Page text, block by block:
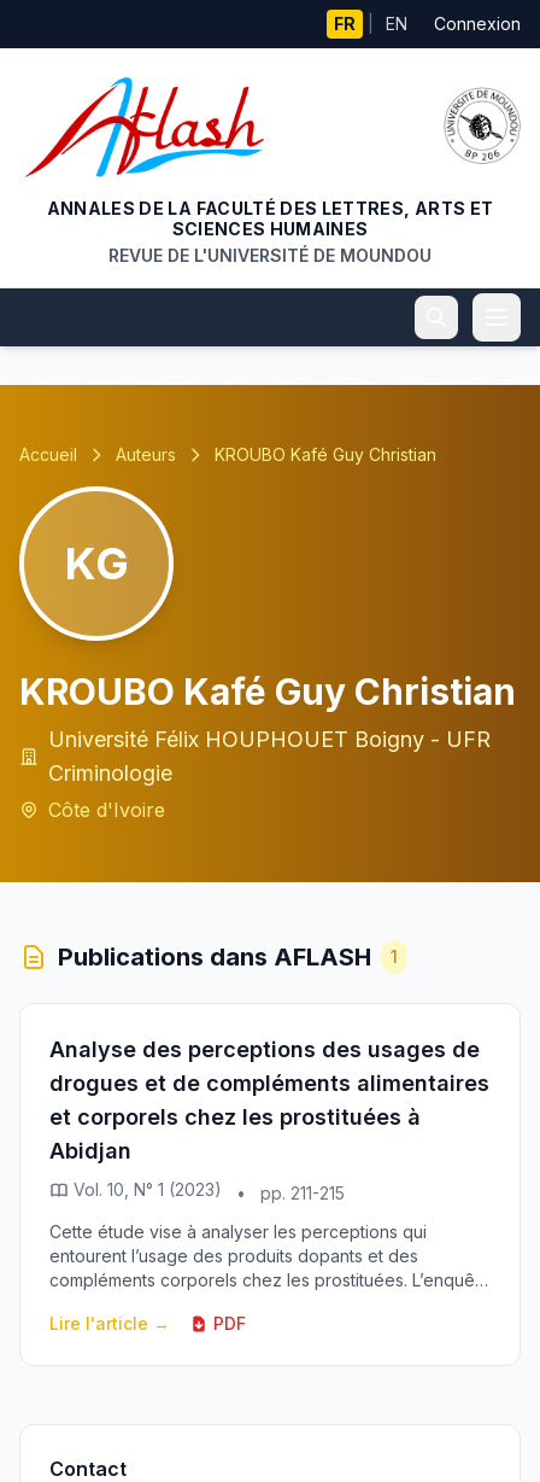
FR EN Connexion
ANNALES DE LA FACULTÉ DES LETTRES, ARTS ET
SCIENCES HUMAINES
REVUE DE L'UNIVERSITÉ DE MOUNDOU
Accueil Auteurs KROUBO Kafé Guy Christian
KG
KROUBO Kafé Guy Christian
Université Félix HOUPHOUET Boigny - UFR
Criminologie
Côte d'Ivoire
Publications dans AFLASH 1
Analyse des perceptions des usages de
drogues et de compléments alimentaires
et corporels chez les prostituées à
Abidjan
Vol. 10, N° 1 (2023) •
pp. 211-215
Cette étude vise à analyser les perceptions qui
entourent l’usage des produits dopants et des
compléments corporels chez les prostituées. L’enquête
Lire l'article →
PDF
Contact